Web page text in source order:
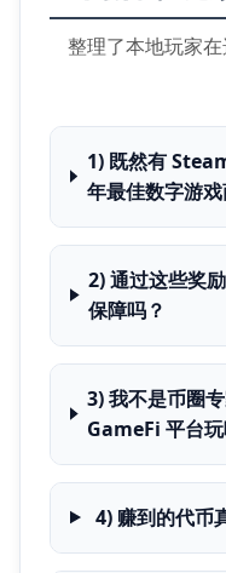
整理了本地玩家
1) 既然有
年最佳数字游戏
2) 通过这些奖
保障吗？
3) 我不是币圈
GameFi 平台玩
4) 赚到的代币